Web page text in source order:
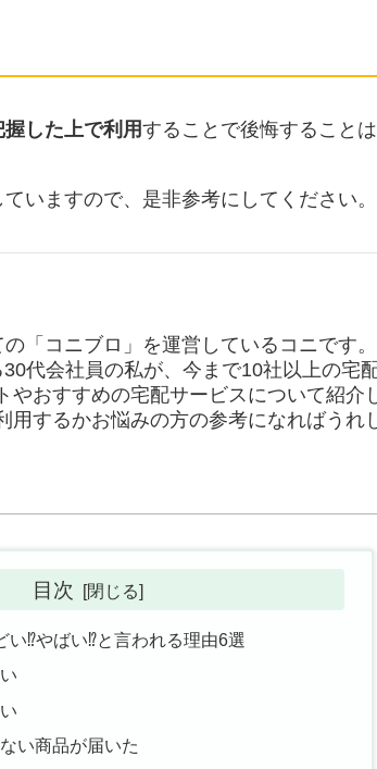
した上で利用することで後悔することは
いますので、是非参考にしてください。
「コニブロ」を運営しているコニです。
代会社員の私が、今まで10社以上の宅
やおすすめの宅配サービスについて紹介
用するかお悩みの方の参考になればうれ
目次
い⁉やばい⁉と言われる理由6選
い商品が届いた